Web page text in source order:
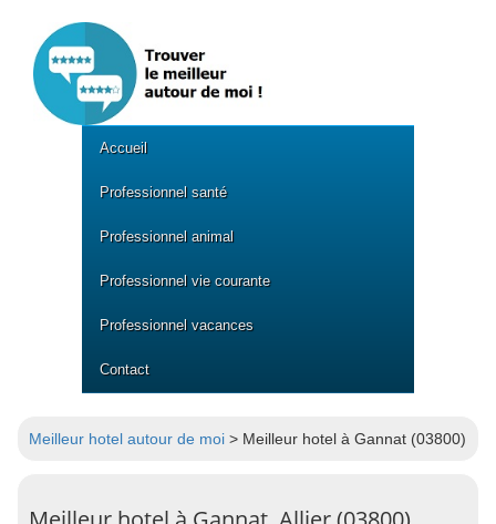
Accueil
Professionnel santé
Professionnel animal
Professionnel vie courante
Professionnel vacances
Contact
Meilleur hotel autour de moi > Meilleur hotel à Gannat (03800)